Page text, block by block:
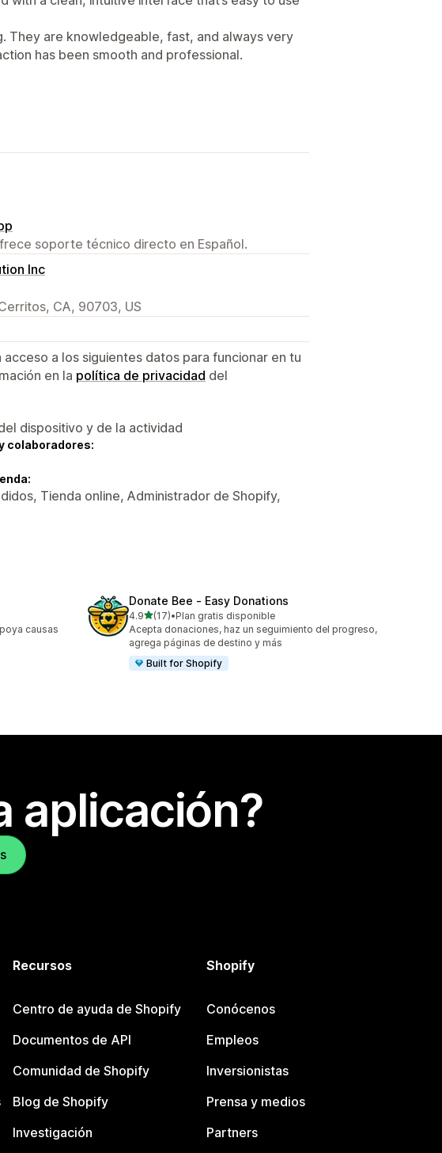
They are knowledgeable, fast, and always very
has been smooth and professional.
soporte técnico directo en Español.
Inc
CA, 90703, US
acceso a los siguientes datos para funcionar en tu
en la política de privacidad del
dispositivo y de la actividad
colaboradores:
Tienda online, Administrador de Shopify,
causas
Donate Bee ‑ Easy Donations
4.9de 5 estrellas
(17)
17 reseñas en total
•Plan gratis disponible
Acepta donaciones, haz un seguimiento del progreso,
agrega páginas de destino y más
Built for Shopify
aplicación?
Recursos
Centro de ayuda de Shopify
Documentos de API
Comunidad de Shopify
Blog de Shopify
Investigación
Shopify
Conócenos
Empleos
Inversionistas
Prensa y medios
Partners